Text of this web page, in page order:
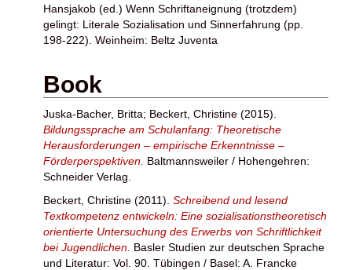
Hansjakob (ed.) Wenn Schriftaneignung (trotzdem)
gelingt: Literale Sozialisation und Sinnerfahrung (pp.
198-222). Weinheim: Beltz Juventa
Book
Juska-Bacher, Britta; Beckert, Christine (2015).
Bildungssprache am Schulanfang: Theoretische
Herausforderungen – empirische Erkenntnisse –
Förderperspektiven. Baltmannsweiler / Hohengehren:
Schneider Verlag.
Beckert, Christine (2011). Schreibend und lesend
Textkompetenz entwickeln: Eine sozialisationstheoretisch
orientierte Untersuchung des Erwerbs von Schriftlichkeit
bei Jugendlichen. Basler Studien zur deutschen Sprache
und Literatur: Vol. 90. Tübingen / Basel: A. Francke